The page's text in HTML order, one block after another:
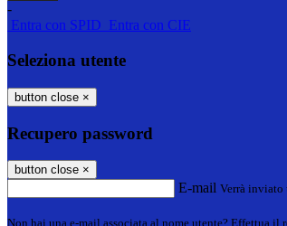
-
Entra con SPID Entra con CIE
Seleziona utente
button close ×
Recupero password
button close ×
E-mail Verrà inviato
Non hai una e-mail associata al nome utente? Effettua il